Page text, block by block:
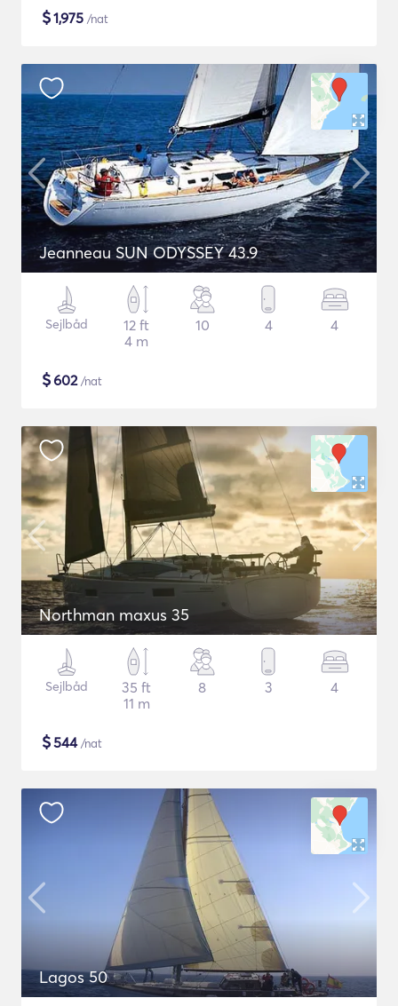
$1,975 /nat
Jeanneau SUN ODYSSEY 43.9
Sejlbåd
12 ft
4 m
10 4 4
$602/nat
Northman maxus 35
Sejlbåd
35 ft
11 m
8 3 4
$544/nat
Lagos 50